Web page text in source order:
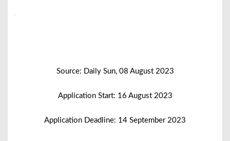
Source: Daily Sun, 08 August 2023
Application Start: 16 August 2023
Application Deadline: 14 September 2023